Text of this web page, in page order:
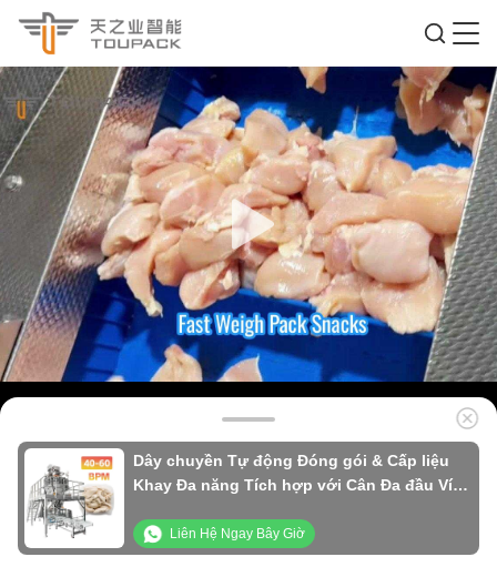
Dây chuyền Tự động Đóng gói & Cấp liệu
Khay Đa năng Tích hợp với Cân Đa đầu Vít
Liên Hệ Ngay Bây Giờ